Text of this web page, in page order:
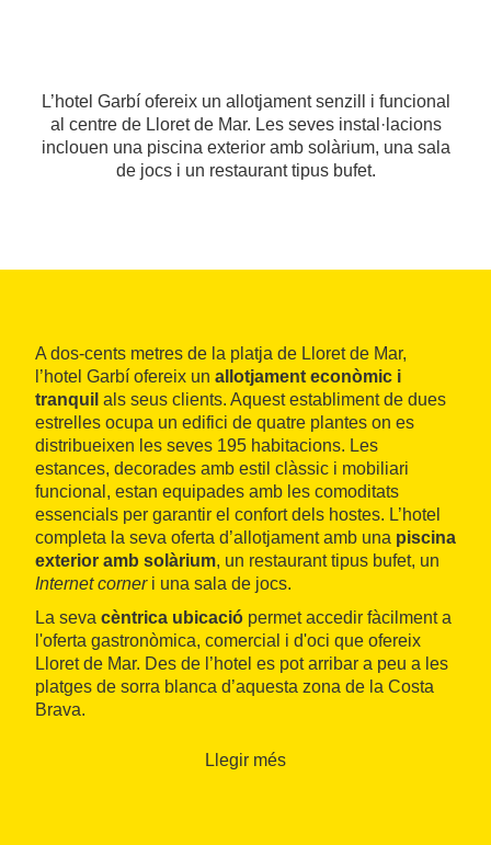
L’hotel Garbí ofereix un allotjament senzill i funcional
al centre de Lloret de Mar. Les seves instal·lacions
inclouen una piscina exterior amb solàrium, una sala
de jocs i un restaurant tipus bufet.
A dos-cents metres de la platja de Lloret de Mar,
l’hotel Garbí ofereix un allotjament econòmic i
tranquil als seus clients. Aquest establiment de dues
estrelles ocupa un edifici de quatre plantes on es
distribueixen les seves 195 habitacions. Les
estances, decorades amb estil clàssic i mobiliari
funcional, estan equipades amb les comoditats
essencials per garantir el confort dels hostes. L’hotel
completa la seva oferta d’allotjament amb una piscina
exterior amb solàrium, un restaurant tipus bufet, un
Internet corneri una sala de jocs.
La seva cèntrica ubicació permet accedir fàcilment a
l'oferta gastronòmica, comercial i d'oci que ofereix
Lloret de Mar. Des de l’hotel es pot arribar a peu a les
platges de sorra blanca d’aquesta zona de la Costa
Brava.
Llegir més